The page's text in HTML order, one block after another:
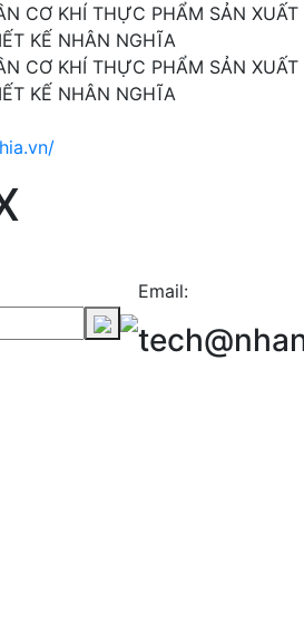
CƠ KHÍ THỰC PHẨM SẢN XUẤT
KẾ NHÂN NGHĨA
CƠ KHÍ THỰC PHẨM SẢN XUẤT
KẾ NHÂN NGHĨA
Email: